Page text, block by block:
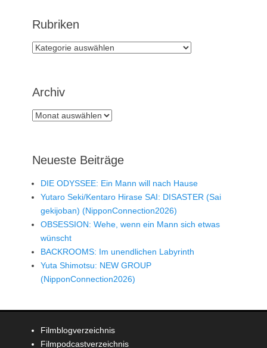
Rubriken
Rubriken
Archiv
Archiv
Neueste Beiträge
DIE ODYSSEE: Ein Mann will nach Hause
Yutaro Seki/Kentaro Hirase SAI: DISASTER (Sai
gekijoban) (NipponConnection2026)
OBSESSION: Wehe, wenn ein Mann sich etwas
wünscht
BACKROOMS: Im unendlichen Labyrinth
Yuta Shimotsu: NEW GROUP
(NipponConnection2026)
Filmblogverzeichnis
Filmpodcastverzeichnis